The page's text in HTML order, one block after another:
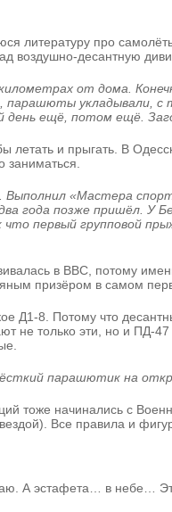
литературу про
воздушно-десантную
от дома.
укладывали,
ещё, потом ещё.
летать и прыгать. В
«Мастера
года позже пришёл.
первый групповой
в ВВС, потому
призёром в самом
Д1-8. Потому что
не только эти, но и ПД-
парашютик на
тоже начинались с
Все правила и
А эстафета… в небе…